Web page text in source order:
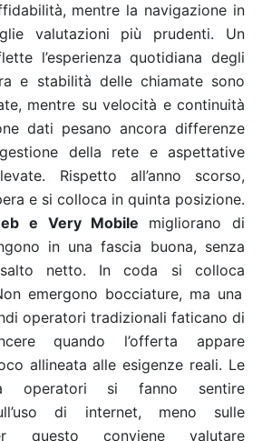
mentre la navigazione in
valutazioni più prudenti. Un
l’esperienza quotidiana degli
e stabilità delle chiamate sono
mentre su velocità e continuità
dati pesano ancora differenze
della rete e aspettative
Rispetto all’anno scorso,
e si colloca in quinta posizione.
e Very Mobile migliorano di
in una fascia buona, senza
netto. In coda si colloca
emergono bocciature, ma una
operatori tradizionali faticano di
quando l’offerta appare
allineata alle esigenze reali. Le
operatori si fanno sentire
di internet, meno sulle
questo conviene valutare